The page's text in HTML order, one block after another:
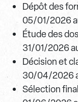
Dépôt des
05/01/2026
Étude des
31/01/2026
Décision et
30/04/2026
Sélection